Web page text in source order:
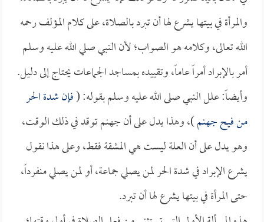
والمرأة في بيتها يشرع لها أن تبرد بالصلاة، على كلام المؤلف رحمه
الله تعالى، وكلامه هو الصواب؛ لأن النبي صلي الله عليه وسلم
أمر بالإبراد أمراً عاماً، وتقييده بمساجد الجماعات يحتاج إلى دليل.
وأيضاً: علل النبي صلى الله عليه وسلم بقوله: (فإن شدة الحر
من فيح جهنم)، وهذا يدل على أن جهنم توقد في ذلك الوقت،
وهو يدل على أن العلة ليست هي المشقة فقط، وعلى هذا نقول
يشرع الإبراد في شدة الحر لمن يصلي جماعة، أو لمن يصلي منفرداً،
حتى المرأة في بيتها يشرع لها أن تبرد.